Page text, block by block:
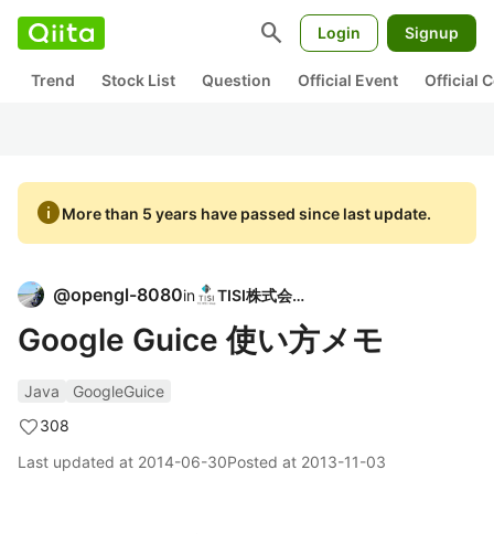
search Login Signup
Trend Stock List Question Official Event Official
infoMore than 5 years have passed since last update.
@opengl-8080in TISI株式会社
Google Guice 使い方メモ
Java
GoogleGuice
308
Last updated at 2014-06-30Posted at 2013-11-03